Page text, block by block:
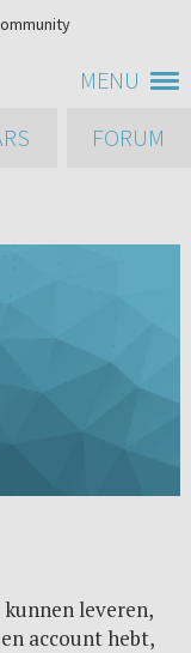
MENU
FORUM
kunnen leveren,
account hebt,